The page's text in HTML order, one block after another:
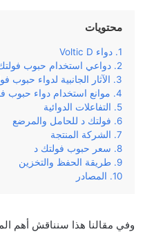
محتويات
دواء Voltic D
دواعي استخدام حبوب
الآثار الجانبية لدواء حبوب
موانع استخدام دواء حبوب
التفاعلات الدوائية
فولتك د للحامل والمرضع
الشركة المنتجة
سعر حبوب فولتك د
طريقة الحفظ والتخزين
المصادر